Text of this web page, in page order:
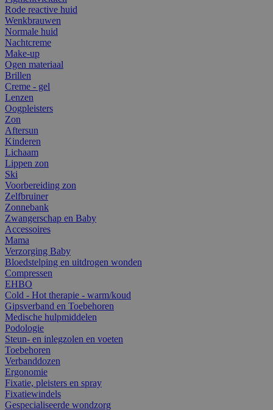
Rode reactive huid
Wenkbrauwen
Normale huid
Nachtcreme
Make-up
Ogen materiaal
Brillen
Creme - gel
Lenzen
Oogpleisters
Zon
Aftersun
Kinderen
Lichaam
Lippen zon
Ski
Voorbereiding zon
Zelfbruiner
Zonnebank
Zwangerschap en Baby
Accessoires
Mama
Verzorging Baby
Bloedstelping en uitdrogen wonden
Compressen
EHBO
Cold - Hot therapie - warm/koud
Gipsverband en Toebehoren
Medische hulpmiddelen
Podologie
Steun- en inlegzolen en voeten
Toebehoren
Verbanddozen
Ergonomie
Fixatie, pleisters en spray
Fixatiewindels
Gespecialiseerde wondzorg